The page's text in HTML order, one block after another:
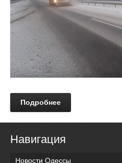
Подробнее
Навигация
Новости Одессы